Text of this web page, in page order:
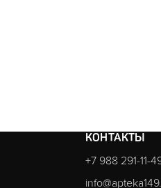
КОНТАКТЫ
+7 988 291-11-